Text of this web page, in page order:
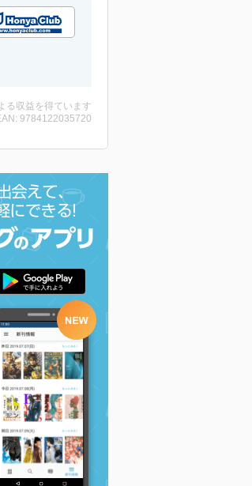
る収益を得ています
9784122035720